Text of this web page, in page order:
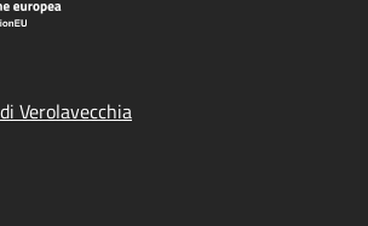
Verolavecchia